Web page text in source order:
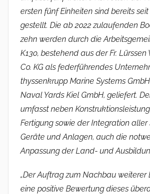
ersten fünf Einheiten sind bereits
gestellt. Die ab 2022 zulaufenden
zehn werden durch die
K130, bestehend aus der Fr. Lürssen
Co. KG als federführendes
thyssenkrupp Marine Systems
Naval Yards Kiel GmbH, geliefert.
umfasst neben
Fertigung sowie der Integration aller
Geräte und Anlagen, auch die
Anpassung der Land- und
„Der Auftrag zum Nachbau weiterer
eine positive Bewertung dieses